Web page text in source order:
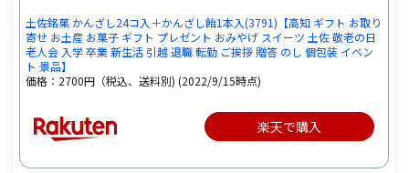
土佐銘菓 かんざし24コ入＋かんざし飴1本入(3791)【高知 ギフト お取り
寄せ お土産 お菓子 ギフト プレゼント おみやげ スイーツ 土佐 敬老の日
老人会 入学 卒業 新生活 引越 退職 転勤 ご挨拶 贈答 のし 個包装 イベン
ト 景品】
価格：2700円（税込、送料別) (2022/9/15時点)
楽天で購入